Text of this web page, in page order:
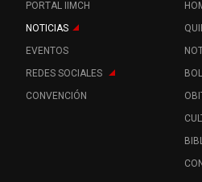
PORTAL IIMCH
NOTICIAS
EVENTOS
REDES SOCIALES
CONVENCIÓN